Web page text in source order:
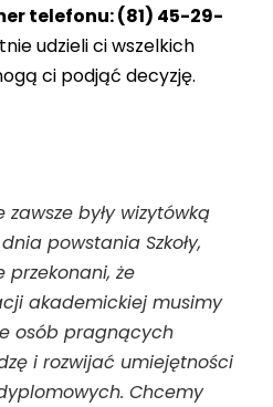
telefonu: (81) 45-29-
udzieli ci wszelkich
ci podjąć decyzję.
były wizytówką
powstania Szkoły,
przekonani, że
akademickiej musimy
osób pragnących
i rozwijać umiejętności
Chcemy